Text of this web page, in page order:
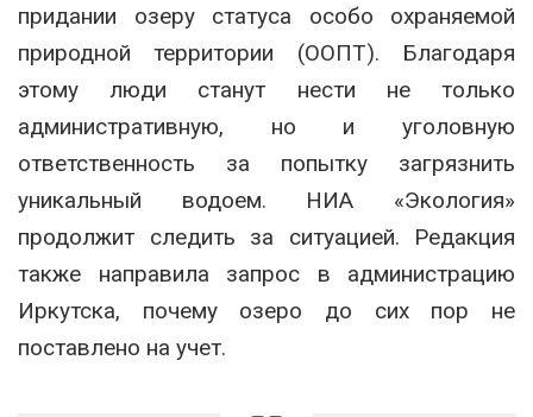
придании озеру статуса особо охраняемой
природной территории (ООПТ). Благодаря
этому люди станут нести не только
административную, но и уголовную
ответственность за попытку загрязнить
уникальный водоем. НИА «Экология»
продолжит следить за ситуацией. Редакция
также направила запрос в администрацию
Иркутска, почему озеро до сих пор не
поставлено на учет.